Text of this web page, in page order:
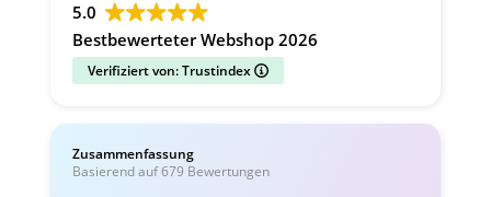
5.0
Bestbewerteter Webshop 2026
Verifiziert von: Trustindex
Zusammenfassung
Basierend auf 679 Bewertungen